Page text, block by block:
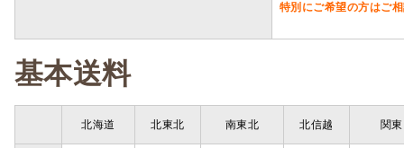
特別にご希望の方はご
基本送料
北海道 北東北 南東北 北信越 関東